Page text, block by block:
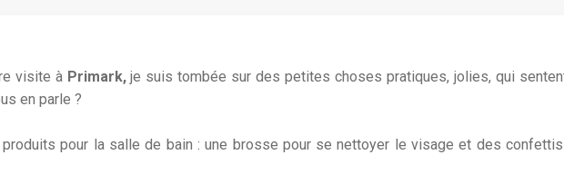
visite à Primark,je suis tombée sur des petites choses pratiques, jolies, qui
en parle ?
pour la salle de bain : une brosse pour se nettoyer le visage et des